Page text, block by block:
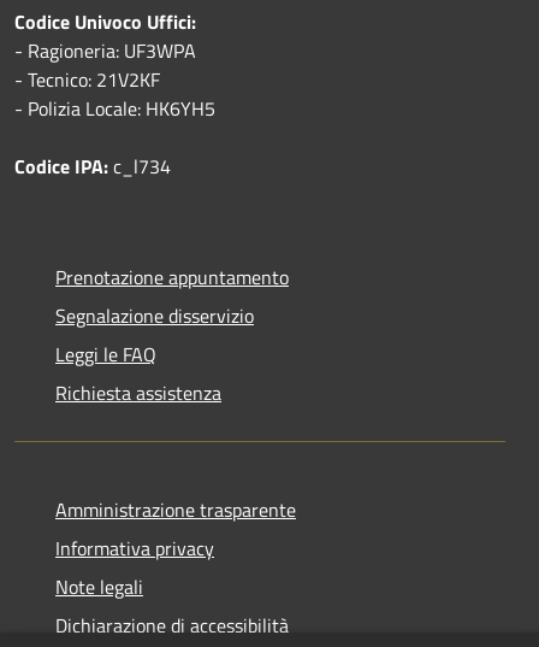
Codice Univoco Uffici:
- Ragioneria: UF3WPA
- Tecnico: 21V2KF
- Polizia Locale: HK6YH5
Codice IPA:c_l734
Prenotazione appuntamento
Segnalazione disservizio
Leggi le FAQ
Richiesta assistenza
Amministrazione trasparente
Informativa privacy
Note legali
Dichiarazione di accessibilità